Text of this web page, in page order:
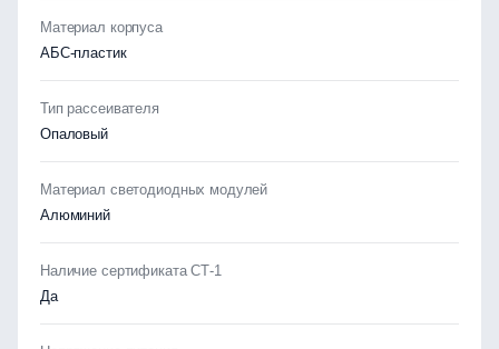
Материал корпуса
АБС-пластик
Тип рассеивателя
Опаловый
Материал светодиодных модулей
Алюминий
Наличие сертификата СТ-1
Да